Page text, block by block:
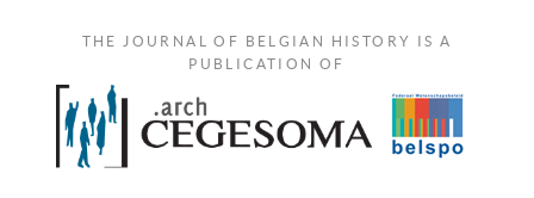
THE JOURNAL OF BELGIAN HISTORY IS A
PUBLICATION OF